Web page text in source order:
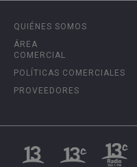
QUIÉNES SOMOS
ÁREA
COMERCIAL
POLÍTICAS COMERCIALES
PROVEEDORES